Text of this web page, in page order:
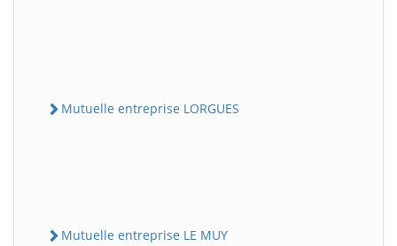
Mutuelle entreprise LORGUES
Mutuelle entreprise LE MUY